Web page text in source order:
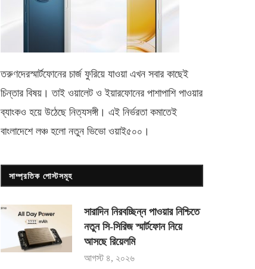
তরুণদেরস্মার্টফোনের চার্জ ফুরিয়ে যাওয়া এখন সবার কাছেই
চিন্তার বিষয়। তাই ওয়ালেট ও ইয়ারফোনের পাশাপাশি পাওয়ার
ব্যাংকও হয়ে উঠেছে নিত্যসঙ্গী। এই নির্ভরতা কমাতেই
বাংলাদেশে লঞ্চ হলো নতুন ভিভো ওয়াই৫০০ ।
সাম্প্রতিক পোস্টসমূহ
সারাদিন নিরবচ্ছিন্ন পাওয়ার নিশ্চিতে
নতুন সি-সিরিজ স্মার্টফোন নিয়ে
আসছে রিয়েলমি
আগস্ট ৪, ২০২৬